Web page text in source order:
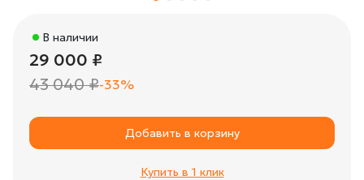
В наличии
29 000 ₽
43 040 ₽-33%
Добавить в корзину
Купить в 1 клик